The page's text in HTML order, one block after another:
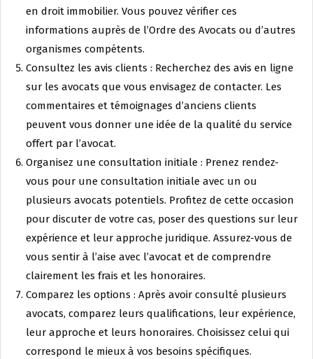
en droit immobilier. Vous pouvez vérifier ces
informations auprès de l’Ordre des Avocats ou d’autres
organismes compétents.
Consultez les avis clients : Recherchez des avis en ligne
sur les avocats que vous envisagez de contacter. Les
commentaires et témoignages d’anciens clients
peuvent vous donner une idée de la qualité du service
offert par l’avocat.
Organisez une consultation initiale : Prenez rendez-
vous pour une consultation initiale avec un ou
plusieurs avocats potentiels. Profitez de cette occasion
pour discuter de votre cas, poser des questions sur leur
expérience et leur approche juridique. Assurez-vous de
vous sentir à l’aise avec l’avocat et de comprendre
clairement les frais et les honoraires.
Comparez les options : Après avoir consulté plusieurs
avocats, comparez leurs qualifications, leur expérience,
leur approche et leurs honoraires. Choisissez celui qui
correspond le mieux à vos besoins spécifiques.